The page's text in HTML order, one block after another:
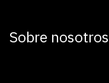
Sobre nosotros